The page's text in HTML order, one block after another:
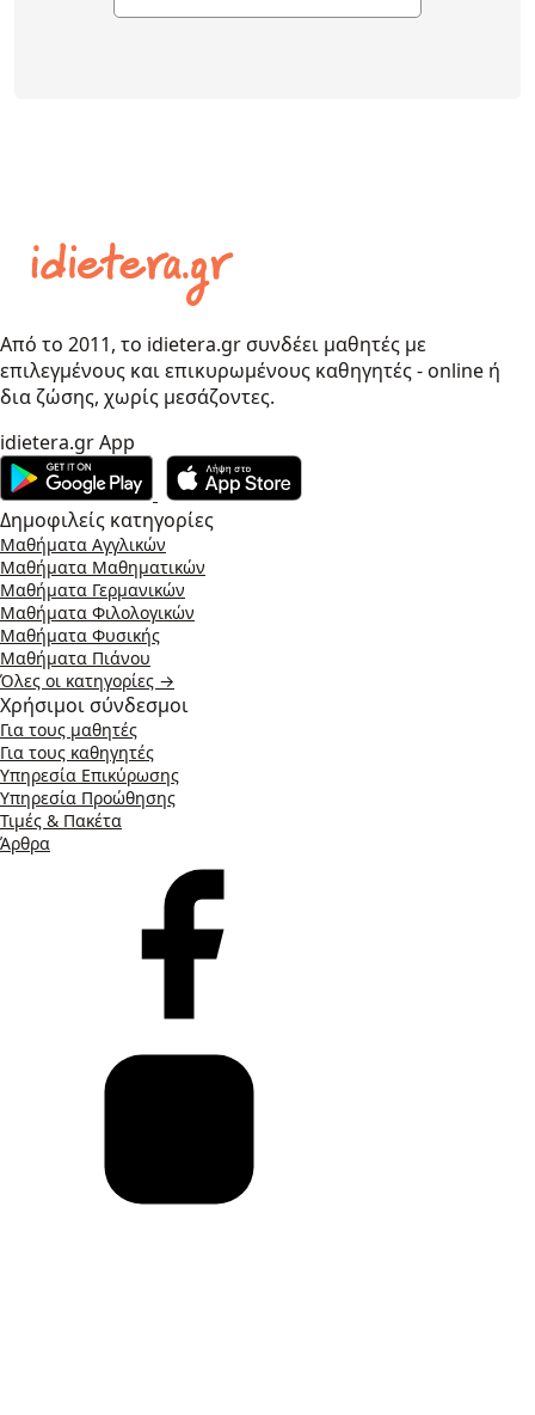
Από το 2011, το idietera.gr συνδέει μαθητές με
επιλεγμένους και επικυρωμένους καθηγητές - online ή
δια ζώσης, χωρίς μεσάζοντες.
idietera.gr App
Δημοφιλείς κατηγορίες
Μαθήματα Αγγλικών
Μαθήματα Μαθηματικών
Μαθήματα Γερμανικών
Μαθήματα Φιλολογικών
Μαθήματα Φυσικής
Μαθήματα Πιάνου
Όλες οι κατηγορίες →
Χρήσιμοι σύνδεσμοι
Για τους μαθητές
Για τους καθηγητές
Υπηρεσία Επικύρωσης
Υπηρεσία Προώθησης
Τιμές & Πακέτα
Άρθρα